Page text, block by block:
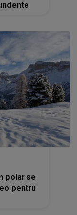
polar se
pentru